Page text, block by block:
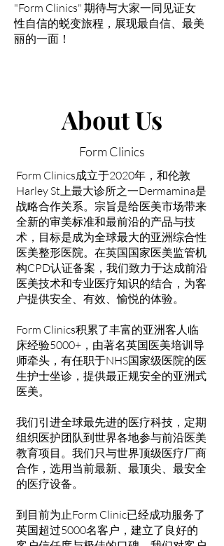
"Form Clinics" 期待与大家一同见证女
性自信的蜕变旅程，展现最自信、最美
丽的一面！
About Us
Form Clinics
Form Clinics成立于2020年，和伦敦
Harley St上最大诊所之一Dermamina是
战略合作关系。宗旨是给医美市场带来
全新的审美标准和最前沿的产品与技
术，目标是成为全球最大的亚洲综合性
医美整形医院。在英国国家医美监管机
构CPD认证备案，我们致力于达成前沿
医美技术和专业医疗知识的结合，为客
户提供安全、有效、愉悦的体验。
Form Clinics积累了丰富的亚洲客人临
床经验5000+，由著名英国医美培训导
师牵头，有任职于NHS国家级医院的医
生护士坐诊，提供最正规安全的亚洲式
医美。
我们引进全球最先进的医疗科技，定期
组织医护团队到世界各地参与前沿医美
教育项目。我们只与世界顶级医疗厂商
合作，选用当前最新、最顶尖、最安全
的医疗设备。
到目前为止Form Clinic已经成功服务了
英国超过5000名客户，建立了良好的